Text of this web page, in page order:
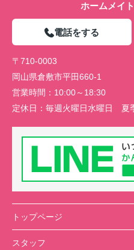
ホームメイ
電話をする
〒710-0003
岡山県倉敷市平田660-1
営業時間： 10:00～18:30
定休日： 毎週火曜日水曜日 夏
トップページ
スタッフ